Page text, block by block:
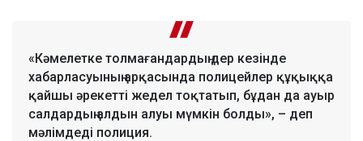
«Кәмелетке толмағандардың дер кезінде
хабарласуының арқасында полицейлер құқыққа
қайшы әрекетті жедел тоқтатып, бұдан да ауыр
салдардың алдын алуы мүмкін болды», – деп
мәлімдеді полиция.